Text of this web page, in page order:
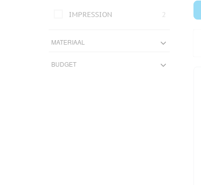
IMPRESSION 2
MATERIAAL
Kunststof
BUDGET